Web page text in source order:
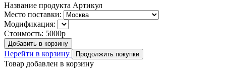
Название продукта Артикул
Место поставки:
Модификация:
Стоимость: 5000р
Добавить в корзину
Перейти в корзину Продолжить покупки
Товар добавлен в корзину